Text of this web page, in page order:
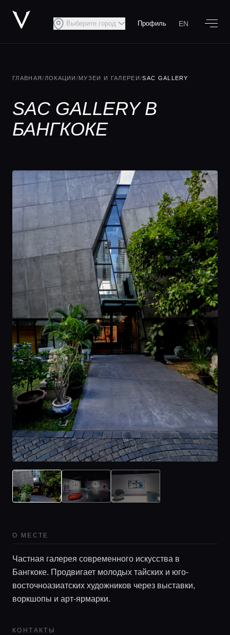
Главная
Локации
Гиды
Выберите город Профиль EN
ГЛАВНАЯ/ ЛОКАЦИИ /МУЗЕИ И ГАЛЕРЕИ/SAC GALLERY
SAC GALLERY В
БАНГКОКЕ
О МЕСТЕ
Частная галерея современного искусства в
Бангкоке. Продвигает молодых тайских и юго-
восточноазиатских художников через выставки,
воркшопы и арт-ярмарки.
КОНТАКТЫ